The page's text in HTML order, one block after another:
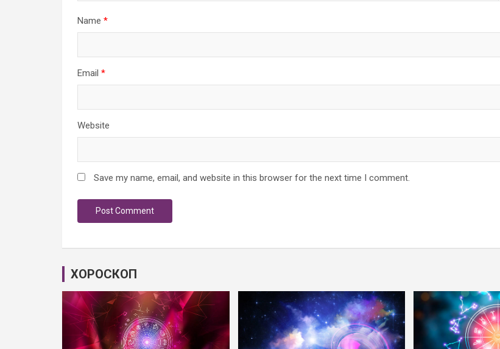
Name *
Email *
Website
Save my name, email, and website in this browser for the next time I comment.
ХОРОСКОП